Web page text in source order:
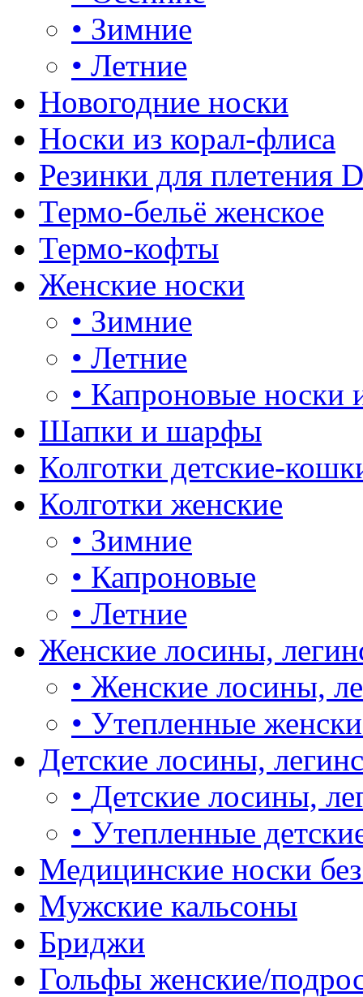
• Зимние
• Летние
Новогодние носки
Носки из корал-флиса
Резинки для плетения
Термо-бельё женское
Термо-кофты
Женские носки
• Зимние
• Летние
• Капроновые носки
Шапки и шарфы
Колготки детские-
Колготки женские
• Зимние
• Капроновые
• Летние
Женские лосины,
• Женские лосины,
• Утепленные
Детские лосины,
• Детские лосины,
• Утепленные
Медицинские носки
Мужские кальсоны
Бриджи
Гольфы женские/